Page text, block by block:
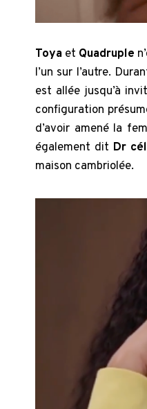
Toya et Quadruple
l’un sur l’autre.
est allée jusqu’à
configuration
d’avoir amené la
également dit Dr
maison cambriolée.